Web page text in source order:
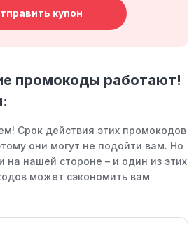
купон
промокоды работают!
Срок действия этих промокодов
они могут не подойти вам. Но
на нашей стороне – и один из этих
может сэкономить вам